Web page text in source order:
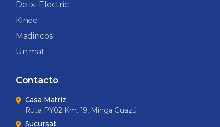
Delixi Electric
Kinee
Madincos
Unimat
Contacto
Casa Matriz:
Ruta PY02 Km. 19, Minga Guazú
Sucursal: